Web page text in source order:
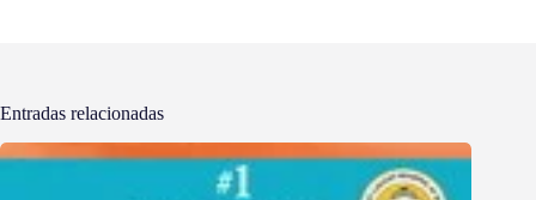
Entradas relacionadas